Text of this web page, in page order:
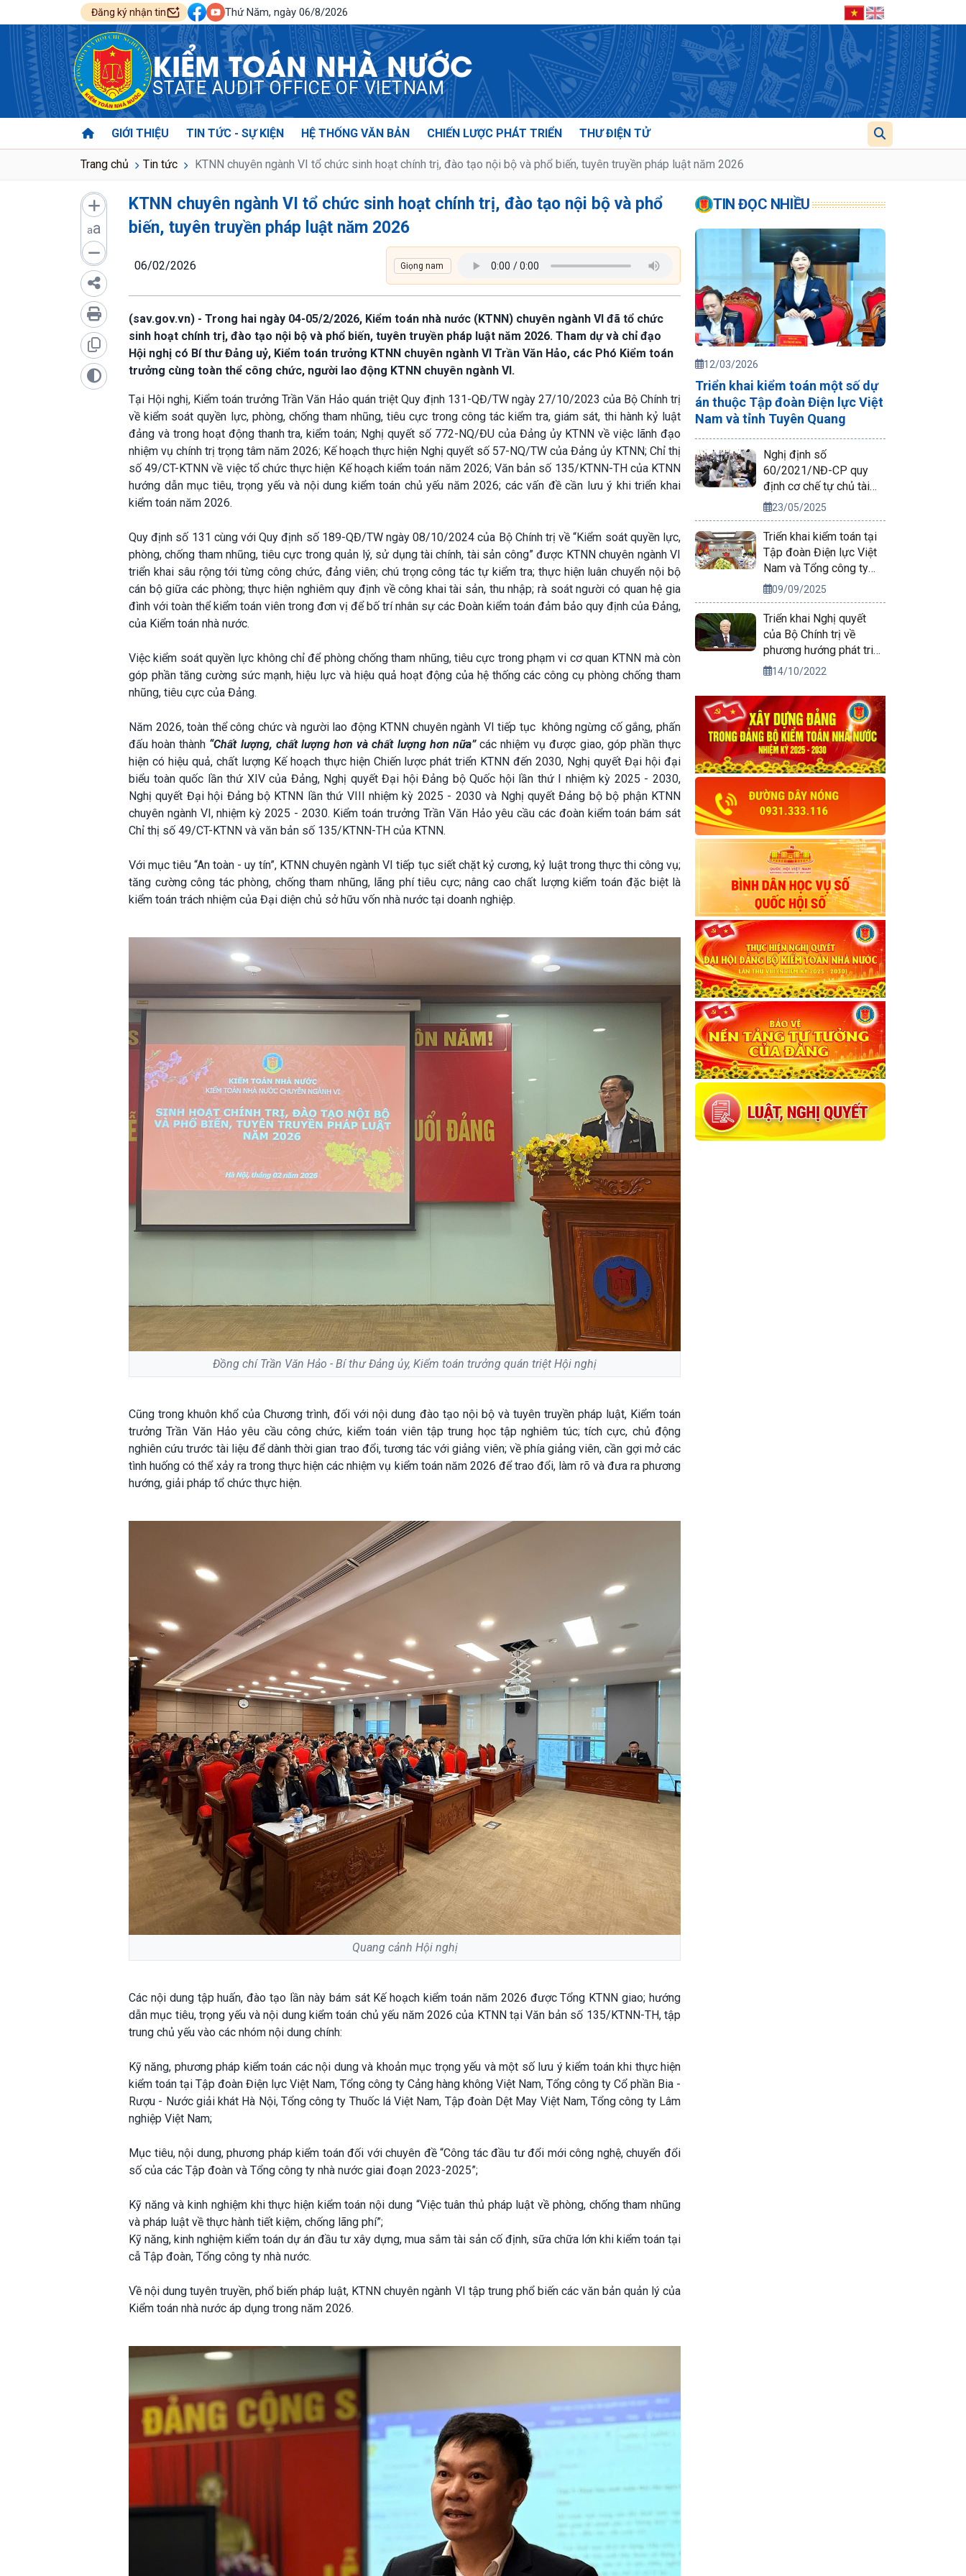
Đăng ký nhận tin Thứ Năm, ngày 06/8/2026
KIỂM TOÁN NHÀ NƯỚC
STATE AUDIT OFFICE OF VIETNAM
GIỚI THIỆU TIN TỨC - SỰ KIỆN HỆ THỐNG VĂN BẢN CHIẾN LƯỢC PHÁT TRIỂN THƯ ĐIỆN TỬ
Trang chủ Tin tức KTNN chuyên ngành VI tổ chức sinh hoạt chính trị, đào tạo nội bộ và phổ biến, tuyên truyền pháp luật năm 2026
aa
KTNN chuyên ngành VI tổ chức sinh hoạt chính trị, đào tạo nội bộ và phổ
biến, tuyên truyền pháp luật năm 2026
06/02/2026
(sav.gov.vn) - Trong hai ngày 04-05/2/2026, Kiểm toán nhà nước (KTNN) chuyên ngành VI đã tổ chức
sinh hoạt chính trị, đào tạo nội bộ và phổ biến, tuyên truyền pháp luật năm 2026. Tham dự và chỉ đạo
Hội nghị có Bí thư Đảng uỷ, Kiểm toán trưởng KTNN chuyên ngành VI Trần Văn Hảo, các Phó Kiểm toán
trưởng cùng toàn thể công chức, người lao động KTNN chuyên ngành VI.
Tại Hội nghị, Kiểm toán trưởng Trần Văn Hảo quán triệt Quy định 131-QĐ/TW ngày 27/10/2023 của Bộ Chính trị
về kiểm soát quyền lực, phòng, chống tham nhũng, tiêu cực trong công tác kiểm tra, giám sát, thi hành kỷ luật
đảng và trong hoạt động thanh tra, kiểm toán; Nghị quyết số 772-NQ/ĐU của Đảng ủy KTNN về việc lãnh đạo
nhiệm vụ chính trị trọng tâm năm 2026; Kế hoạch thực hiện Nghị quyết số 57-NQ/TW của Đảng ủy KTNN; Chỉ thị
số 49/CT-KTNN về việc tổ chức thực hiện Kế hoạch kiểm toán năm 2026; Văn bản số 135/KTNN-TH của KTNN
hướng dẫn mục tiêu, trọng yếu và nội dung kiểm toán chủ yếu năm 2026; các vấn đề cần lưu ý khi triển khai
kiểm toán năm 2026.
Quy định số 131 cùng với Quy định số 189-QĐ/TW ngày 08/10/2024 của Bộ Chính trị về “Kiểm soát quyền lực,
phòng, chống tham nhũng, tiêu cực trong quản lý, sử dụng tài chính, tài sản công” được KTNN chuyên ngành VI
triển khai sâu rộng tới từng công chức, đảng viên; chú trọng công tác tự kiểm tra; thực hiện luân chuyển nội bộ
cán bộ giữa các phòng; thực hiện nghiêm quy định về công khai tài sản, thu nhập; rà soát người có quan hệ gia
đình với toàn thể kiểm toán viên trong đơn vị để bố trí nhân sự các Đoàn kiểm toán đảm bảo quy định của Đảng,
của Kiểm toán nhà nước.
Việc kiểm soát quyền lực không chỉ để phòng chống tham nhũng, tiêu cực trong phạm vi cơ quan KTNN mà còn
góp phần tăng cường sức mạnh, hiệu lực và hiệu quả hoạt động của hệ thống các công cụ phòng chống tham
nhũng, tiêu cực của Đảng.
Năm 2026, toàn thể công chức và người lao động KTNN chuyên ngành VI tiếp tục không ngừng cố gắng, phấn
đấu hoàn thành “Chất lượng, chất lượng hơn và chất lượng hơn nữa”các nhiệm vụ được giao, góp phần thực
hiện có hiệu quả, chất lượng Kế hoạch thực hiện Chiến lược phát triển KTNN đến 2030, Nghị quyết Đại hội đại
biểu toàn quốc lần thứ XIV của Đảng, Nghị quyết Đại hội Đảng bộ Quốc hội lần thứ I nhiệm kỳ 2025 - 2030,
Nghị quyết Đại hội Đảng bộ KTNN lần thứ VIII nhiệm kỳ 2025 - 2030 và Nghị quyết Đảng bộ bộ phận KTNN
chuyên ngành VI, nhiệm kỳ 2025 - 2030. Kiểm toán trưởng Trần Văn Hảo yêu cầu các đoàn kiểm toán bám sát
Chỉ thị số 49/CT-KTNN và văn bản số 135/KTNN-TH của KTNN.
Với mục tiêu “An toàn - uy tín”, KTNN chuyên ngành VI tiếp tục siết chặt kỷ cương, kỷ luật trong thực thi công vụ;
tăng cường công tác phòng, chống tham nhũng, lãng phí tiêu cực; nâng cao chất lượng kiểm toán đặc biệt là
kiểm toán trách nhiệm của Đại diện chủ sở hữu vốn nhà nước tại doanh nghiệp.
Đồng chí Trần Văn Hảo - Bí thư Đảng ủy, Kiểm toán trưởng quán triệt Hội nghị
Cũng trong khuôn khổ của Chương trình, đối với nội dung đào tạo nội bộ và tuyên truyền pháp luật, Kiểm toán
trưởng Trần Văn Hảo yêu cầu công chức, kiểm toán viên tập trung học tập nghiêm túc; tích cực, chủ động
nghiên cứu trước tài liệu để dành thời gian trao đổi, tương tác với giảng viên; về phía giảng viên, cần gợi mở các
tình huống có thể xảy ra trong thực hiện các nhiệm vụ kiểm toán năm 2026 để trao đổi, làm rõ và đưa ra phương
hướng, giải pháp tổ chức thực hiện.
Quang cảnh Hội nghị
Các nội dung tập huấn, đào tạo lần này bám sát Kế hoạch kiểm toán năm 2026 được Tổng KTNN giao; hướng
dẫn mục tiêu, trọng yếu và nội dung kiểm toán chủ yếu năm 2026 của KTNN tại Văn bản số 135/KTNN-TH, tập
trung chủ yếu vào các nhóm nội dung chính:
Kỹ năng, phương pháp kiểm toán các nội dung và khoản mục trọng yếu và một số lưu ý kiểm toán khi thực hiện
kiểm toán tại Tập đoàn Điện lực Việt Nam, Tổng công ty Cảng hàng không Việt Nam, Tổng công ty Cổ phần Bia -
Rượu - Nước giải khát Hà Nội, Tổng công ty Thuốc lá Việt Nam, Tập đoàn Dệt May Việt Nam, Tổng công ty Lâm
nghiệp Việt Nam;
Mục tiêu, nội dung, phương pháp kiểm toán đối với chuyên đề “Công tác đầu tư đổi mới công nghệ, chuyển đổi
số của các Tập đoàn và Tổng công ty nhà nước giai đoạn 2023-2025”;
Kỹ năng và kinh nghiệm khi thực hiện kiểm toán nội dung “Việc tuân thủ pháp luật về phòng, chống tham nhũng
và pháp luật về thực hành tiết kiệm, chống lãng phí”;
Kỹ năng, kinh nghiệm kiểm toán dự án đầu tư xây dựng, mua sắm tài sản cố định, sữa chữa lớn khi kiểm toán tại
cẫ Tập đoàn, Tổng công ty nhà nước.
Về nội dung tuyên truyền, phổ biến pháp luật, KTNN chuyên ngành VI tập trung phổ biến các văn bản quản lý của
Kiểm toán nhà nước áp dụng trong năm 2026.
TIN ĐỌC NHIỀU
12/03/2026
Triển khai kiểm toán một số dự
án thuộc Tập đoàn Điện lực Việt
Nam và tỉnh Tuyên Quang
Nghị định số
60/2021/NĐ-CP quy
định cơ chế tự chủ tài
chính của đơn vị sự
nghiệp công lập
23/05/2025
Triển khai kiểm toán tại
Tập đoàn Điện lực Việt
Nam và Tổng công ty
Phát điện 2
09/09/2025
Triển khai Nghị quyết
của Bộ Chính trị về
phương hướng phát triển
kinh tế xã hội và bảo
ninh vùng Tây Nguyên
đến năm 2030, tầm nhìn
đến năm 2045
14/10/2022